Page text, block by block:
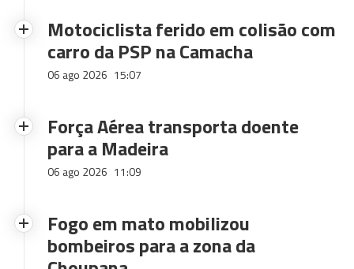
Motociclista ferido em colisão com
carro da PSP na Camacha
06 ago 2026 15:07
Força Aérea transporta doente
para a Madeira
06 ago 2026 11:09
Fogo em mato mobilizou
bombeiros para a zona da